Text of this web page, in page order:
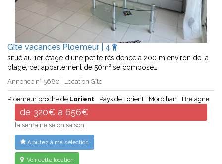
Gîte vacances Ploemeur | 4
situé au 1er étage d'une petite résidence à 200 m environ de la
plage, cet appartement de 50m² se compose…
Annonce n° 5680 | Location Gîte
Ploemeur proche de Lorient Pays de Lorient Morbihan Bretagne
de 320€ à 656€
la semaine selon saison
Ajoutez à ma sélection
Voir cette location